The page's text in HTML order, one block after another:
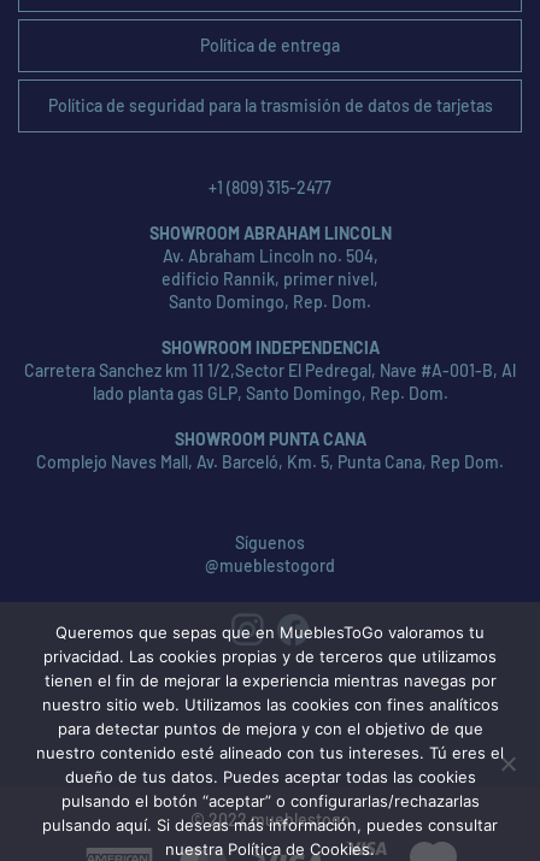
Política de entrega
Política de seguridad para la trasmisión de datos de tarjetas
+1 (809) 315-2477
SHOWROOM ABRAHAM LINCOLN
Av. Abraham Lincoln no. 504,
edificio Rannik, primer nivel,
Santo Domingo, Rep. Dom.
SHOWROOM INDEPENDENCIA
Carretera Sanchez km 11 1/2,Sector El Pedregal, Nave #A-001-B, Al
lado planta gas GLP, Santo Domingo, Rep. Dom.
SHOWROOM PUNTA CANA
Complejo Naves Mall, Av. Barceló, Km. 5, Punta Cana, Rep Dom.
Síguenos
@mueblestogord
© 2022 mueblestogo
Queremos que sepas que en MueblesToGo valoramos tu
privacidad. Las cookies propias y de terceros que utilizamos
tienen el fin de mejorar la experiencia mientras navegas por
nuestro sitio web. Utilizamos las cookies con fines analíticos
para detectar puntos de mejora y con el objetivo de que
nuestro contenido esté alineado con tus intereses. Tú eres el
dueño de tus datos. Puedes aceptar todas las cookies
pulsando el botón “aceptar” o configurarlas/rechazarlas
pulsando aquí. Si deseas más información, puedes consultar
nuestra Política de Cookies.